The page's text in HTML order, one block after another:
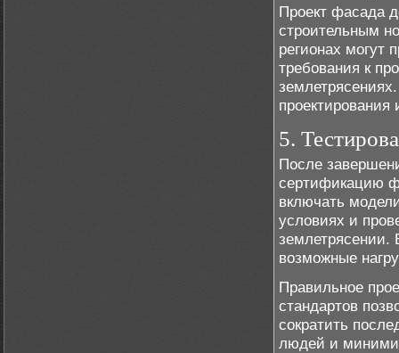
Проект фасада
строительным
регионах могут
требования к
проектирования
5.
После
сертификацию
включать
условиях и
землетрясении.
возможные
Правильное
стандартов
сократить
людей и